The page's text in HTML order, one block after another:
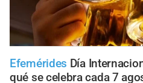
Efemérides Día
qué se celebra cada 7